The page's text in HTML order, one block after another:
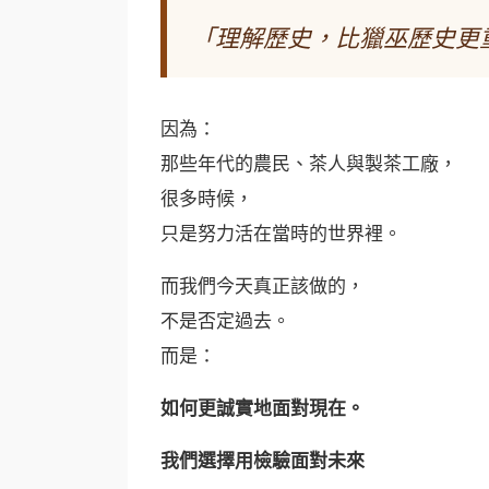
「理解歷史，比獵巫歷史
因為：
那些年代的農民、茶人與製茶工廠，
很多時候，
只是努力活在當時的世界裡。
而我們今天真正該做的，
不是否定過去。
而是：
如何更誠實地面對現在。
我們選擇用檢驗面對未來